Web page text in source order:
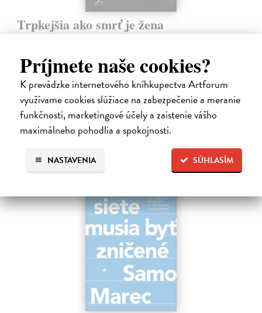
Príjmete naše cookies?
K prevádzke internetového kníhkupectva Artforum
využívame cookies slúžiace na zabezpečenie a meranie
funkčnosti, marketingové účely a zaistenie vášho
maximálneho pohodlia a spokojnosti.
SÚHLASÍM
NASTAVENIA
Trpkejšia ako smrť je žena
rovnocennosť a rovnoprávnosť ženy a muža. Vojna a mier medzi
pohlaviami sa však nezačali feminizmom 20. storočia, ale ich
spolužitím.
Zasielame do 14 dní
22,05 €
na sklade